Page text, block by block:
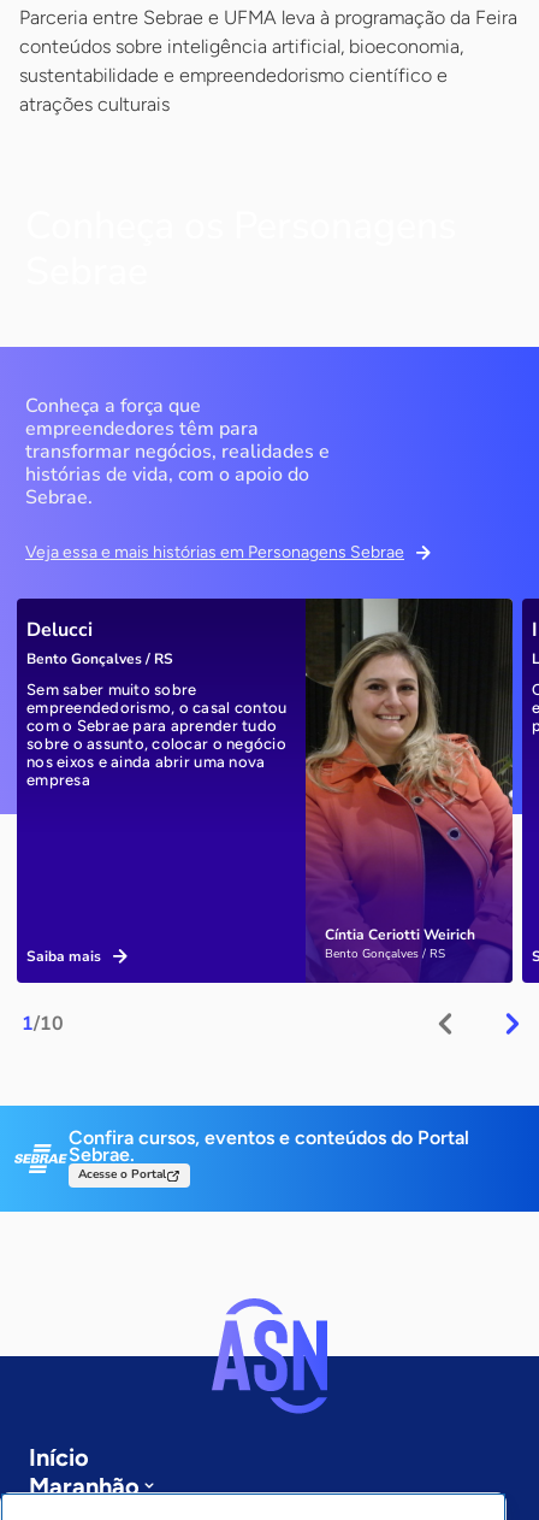
Parceria entre Sebrae e UFMA leva à programação da Feira
conteúdos sobre inteligência artificial, bioeconomia,
sustentabilidade e empreendedorismo científico e
atrações culturais
Conheça a força que
empreendedores têm para
transformar negócios, realidades e
histórias de vida, com o apoio do
Sebrae.
Veja essa e mais histórias em Personagens Sebrae
1/10
Cíntia Ceriotti Weirich
Bento Gonçalves / RS
Delucci
Bento Gonçalves / RS
Sem saber muito sobre
empreendedorismo, o casal contou
com o Sebrae para aprender tudo
sobre o assunto, colocar o negócio
nos eixos e ainda abrir uma nova
empresa
Saiba mais
Confira cursos, eventos e conteúdos do Portal
Sebrae.
Acesse o Portal
Início
Maranhão